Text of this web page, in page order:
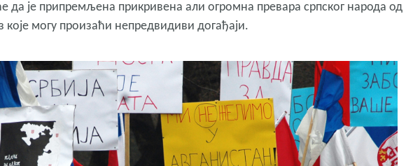
да је припремљена прикривена али огромна превара српског народа од
које могу произаћи непредвидиви догађаји.